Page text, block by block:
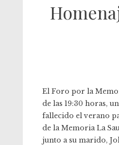
El Foro por la
de las 19:30 horas,
fallecido el verano
de la Memoria La
junto a su marido,